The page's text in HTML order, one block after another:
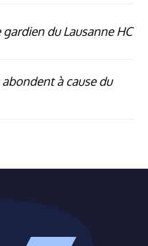
du Lausanne HC
à cause du